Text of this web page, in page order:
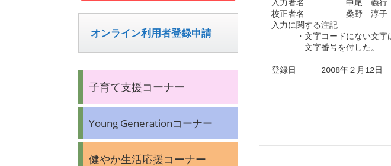
入力者名　　　　　中尾　義行
校正者名　　　　　桑野　淳子
入力に関する注記
・文字コードにない文字は
文字番号を付した。
登録日　　　2008年２月12日
オンライン利用者登録申請
子育て支援コーナー
Young Generationコーナー
健やか生活応援コーナー